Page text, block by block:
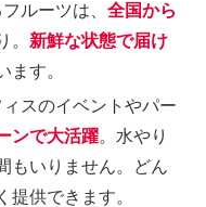
ルーツは、全国から
。 新鮮な状態で届け
ます。
ィスのイベントやパー
ンで大活躍。水やり
もいりません。どん
提供できます。